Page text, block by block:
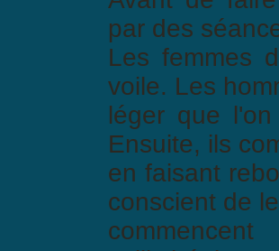
par des
Les femmes
voile. Les
léger que
Ensuite, ils
en faisant
conscient de